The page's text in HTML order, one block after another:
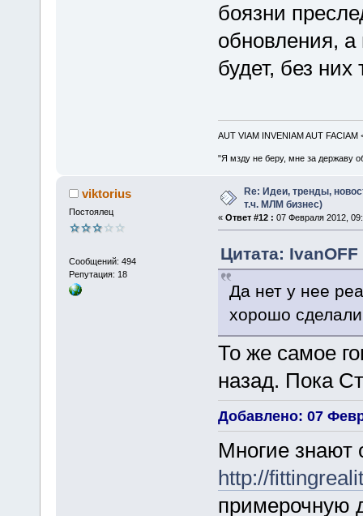
боязни
обновления, а
будет, без
AUT VIAM INVENIAM AUT FACIAM
"Я мзду не беру, мне за державу
viktorius
Постоялец
Сообщений: 494
Репутация: 18
Re: Идеи, тренды,
т.ч. МЛМ бизнес)
« Ответ #12 : 07 Февраля 2012,
Цитата:
Да нет у нее
хорошо
То же самое
назад. Пока
Добавлено: 07
Многие знают
http://
примерочную